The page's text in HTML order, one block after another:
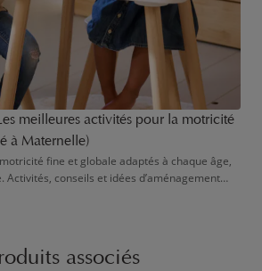
meilleures activités pour la motricité
à Maternelle)
fine et globale adaptés à chaque âge,
Activités, conseils et idées d’aménagement
l’autonomie et l’éveil de votre enfant.
associés